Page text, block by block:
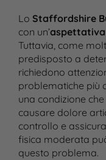
Lo Staffordshire
con un’aspettativa
Tuttavia, come
predisposto a
richiedono
problematiche più
una condizione
causare dolore
controllo e
fisica moderata
questo problema.